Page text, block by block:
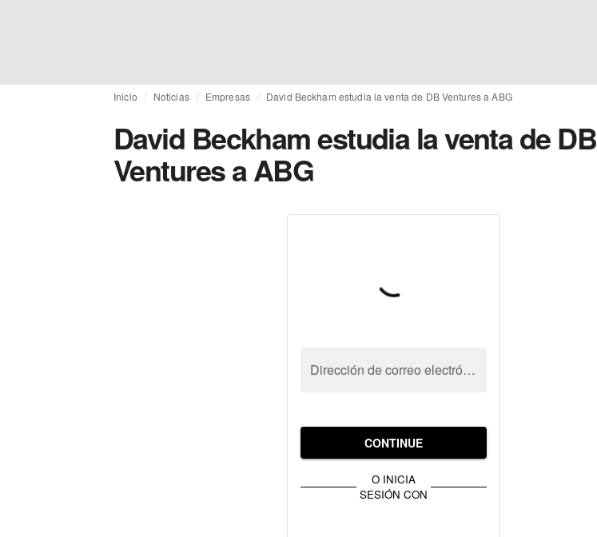
Inicio Noticias Empresas David Beckham estudia la venta de DB Ventures a ABG
David Beckham estudia la venta de DB
Ventures a ABG
Dirección de correo electrónico
CONTINUE
O INICIA
SESIÓN CON